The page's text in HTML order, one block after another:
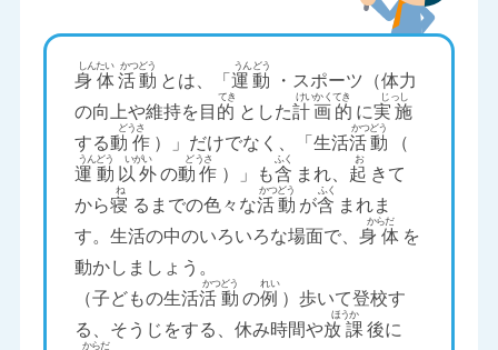
身体活動 とは、「運動
・スポーツ（体力
の向上や維持を目 的 とした計画的 に実施
する動作 ）」だけでなく、「生活活動
（
運動 以外の動作 ）」も含 まれ、 起 きて
から寝 るまでの色々な活動 が含 まれま
す。生活の中のいろいろな場面で、身体 を
動かしましょう。
（子どもの生活活動 の例 ）歩いて登校す
る、そうじをする、休み時間や放課 後に